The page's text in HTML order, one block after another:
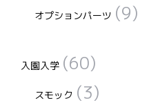
オプションパーツ (9)
入園入学 (60)
スモック (3)